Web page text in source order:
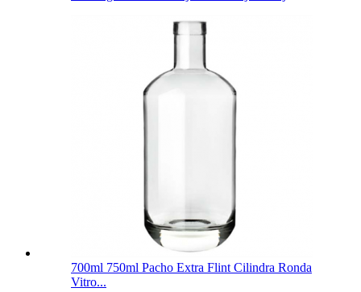
700ml 750ml Pacho Extra Flint Cilindra Ronda
Vitro...